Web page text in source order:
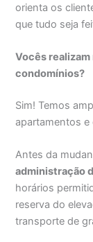
orienta os
que tudo seja
Vocês
condomínios?
Sim! Temos
apartamentos
Antes da
administração
horários
reserva do
transporte de